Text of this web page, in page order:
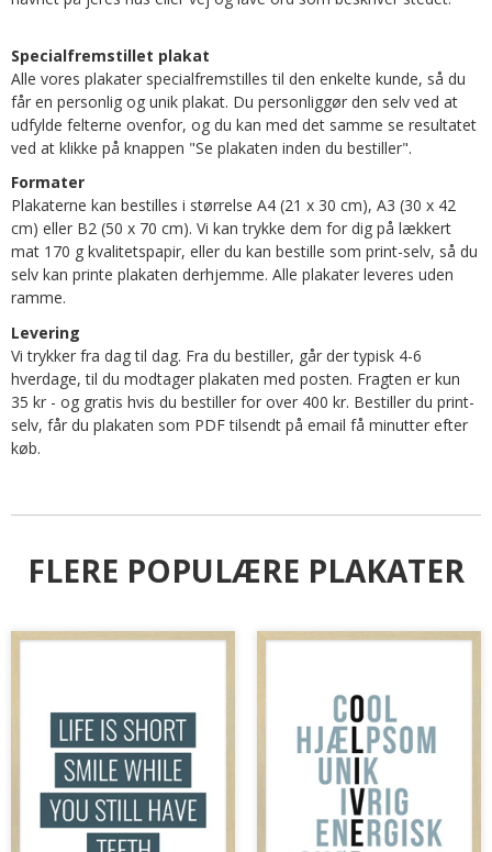
Specialfremstillet plakat
Alle vores plakater specialfremstilles til den enkelte kunde, så du
får en personlig og unik plakat. Du personliggør den selv ved at
udfylde felterne ovenfor, og du kan med det samme se resultatet
ved at klikke på knappen "Se plakaten inden du bestiller".
Formater
Plakaterne kan bestilles i størrelse A4 (21 x 30 cm), A3 (30 x 42
cm) eller B2 (50 x 70 cm). Vi kan trykke dem for dig på lækkert
mat 170 g kvalitetspapir, eller du kan bestille som print-selv, så du
selv kan printe plakaten derhjemme. Alle plakater leveres uden
ramme.
Levering
Vi trykker fra dag til dag. Fra du bestiller, går der typisk 4-6
hverdage, til du modtager plakaten med posten. Fragten er kun
35 kr - og gratis hvis du bestiller for over 400 kr. Bestiller du print-
selv, får du plakaten som PDF tilsendt på email få minutter efter
køb.
FLERE POPULÆRE PLAKATER